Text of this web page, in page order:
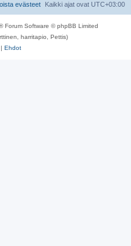
Kaikki ajat ovat UTC+03:00
evästeet
Forum Software © phpBB Limited
harritapio, Pettis)
| Ehdot